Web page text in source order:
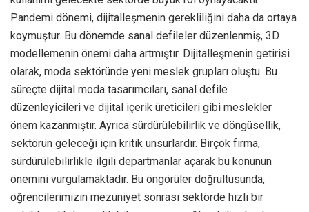
Pandemi dönemi, dijitalleşmenin gerekliliğini daha da ortaya
koymuştur. Bu dönemde sanal defileler düzenlenmiş, 3D
modellemenin önemi daha artmıştır. Dijitalleşmenin getirisi
olarak, moda sektöründe yeni meslek grupları oluştu. Bu
süreçte dijital moda tasarımcıları, sanal defile
düzenleyicileri ve dijital içerik üreticileri gibi meslekler
önem kazanmıştır. Ayrıca sürdürülebilirlik ve döngüsellik,
sektörün geleceği için kritik unsurlardır. Birçok firma,
sürdürülebilirlikle ilgili departmanlar açarak bu konunun
önemini vurgulamaktadır. Bu öngörüler doğrultusunda,
öğrencilerimizin mezuniyet sonrası sektörde hızlı bir